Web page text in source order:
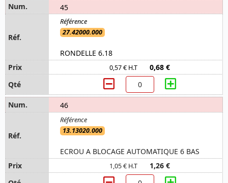
45
27.42000.000
RONDELLE 6.18
0,57 € H.T 0,68 €
46
13.13020.000
ECROU A BLOCAGE AUTOMATIQUE 6 BAS
1,05 € H.T 1,26 €